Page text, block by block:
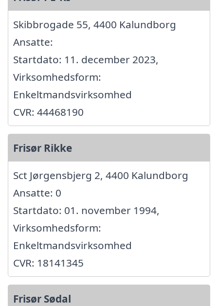
Skibbrogade 55, 4400 Kalundborg
Ansatte:
Startdato: 11. december 2023,
Virksomhedsform:
Enkeltmandsvirksomhed
CVR: 44468190
Frisør Rikke
Sct Jørgensbjerg 2, 4400 Kalundborg
Ansatte: 0
Startdato: 01. november 1994,
Virksomhedsform:
Enkeltmandsvirksomhed
CVR: 18141345
Frisør Sødal